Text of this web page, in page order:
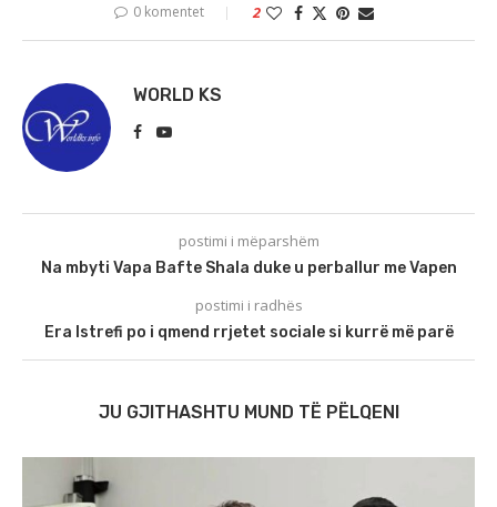
0 komentet 2
WORLD KS
postimi i mëparshëm
Na mbyti Vapa Bafte Shala duke u perballur me Vapen
postimi i radhës
Era Istrefi po i qmend rrjetet sociale si kurrë më parë
JU GJITHASHTU MUND TË PËLQENI